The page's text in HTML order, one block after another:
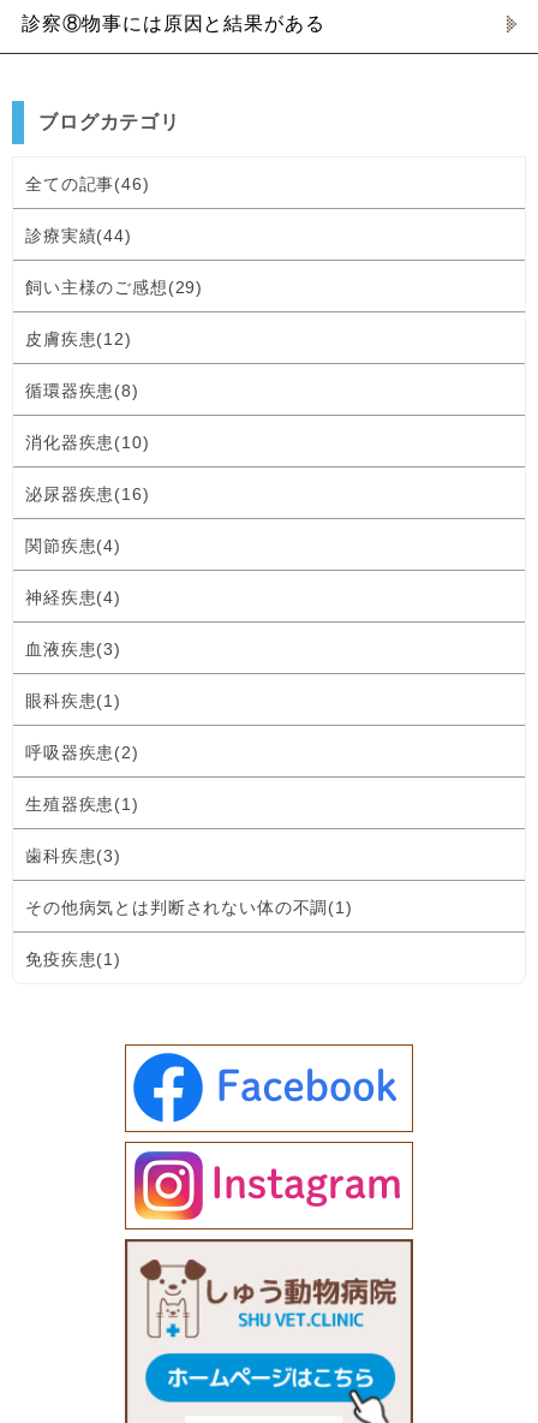
診察⑧物事には原因と結果がある
ブログカテゴリ
全ての記事(46)
診療実績(44)
飼い主様のご感想(29)
皮膚疾患(12)
循環器疾患(8)
消化器疾患(10)
泌尿器疾患(16)
関節疾患(4)
神経疾患(4)
血液疾患(3)
眼科疾患(1)
呼吸器疾患(2)
生殖器疾患(1)
歯科疾患(3)
その他病気とは判断されない体の不調(1)
免疫疾患(1)